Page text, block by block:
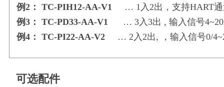
可选配件
例2： TC-PIH12-AA-V1
… 1入2出，支持HART
例3： TC-PD33-AA-V1
… 3入3出 , 输入信号
例4： TC-PI22-AA-V2
… 2入2出, ，输入信号0/